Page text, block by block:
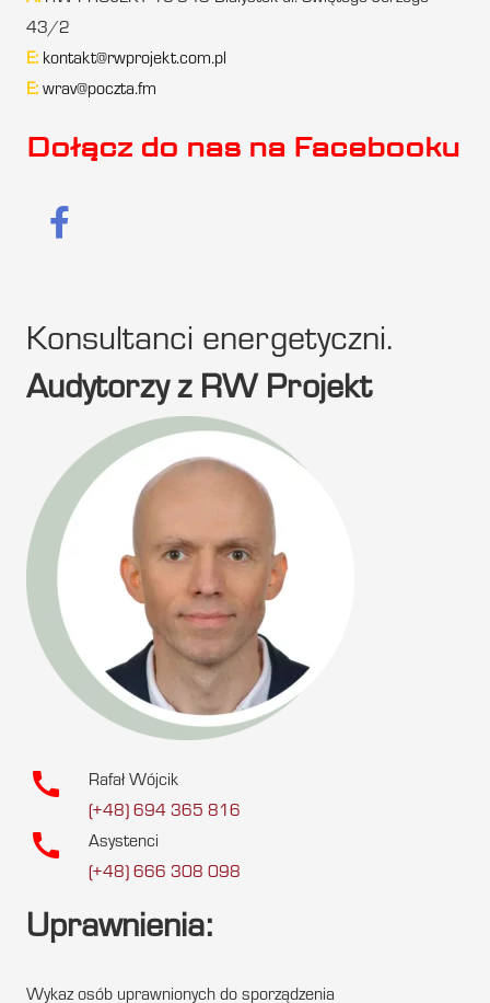
43/2
E: kontakt@rwprojekt.com.pl
E: wrav@poczta.fm
Dołącz do nas na Facebooku
Konsultanci energetyczni.
Audytorzy z RW Projekt
call
Rafał Wójcik
(+48) 694 365 816
call
Asystenci
(+48) 666 308 098
Uprawnienia:
Wykaz osób uprawnionych do sporządzenia